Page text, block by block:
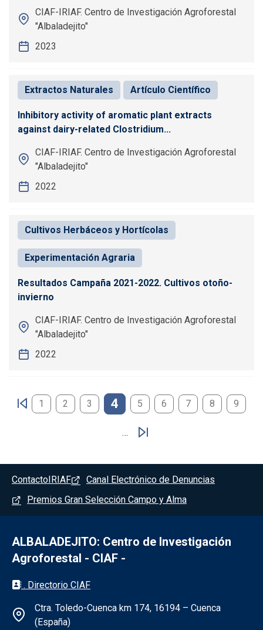
CIAF-IRIAF. Centro de Investigación Agroforestal
"Albaladejito"
2023
Extractos Naturales Artículo Científico
Inhibitory activity of aromatic plant extracts
against dairy-related Clostridium...
CIAF-IRIAF. Centro de Investigación Agroforestal
"Albaladejito"
2022
Cultivos Herbáceos y Hortícolas
Experimentación Agraria
Resultados Campaña 2021-2022. Cultivos otoño-
invierno
CIAF-IRIAF. Centro de Investigación Agroforestal
"Albaladejito"
2022
Paginación
1 2 3 4 5 6 7 8 9
…
Pie de pagina - Albaladejito
Contacto IRIAF
Canal Electrónico de Denuncias
Premios Gran Selección Campo y Alma
ALBALADEJITO: Centro de Investigación
Agroforestal - CIAF -
Información de la institución -
. Directorio CIAF
Ctra. Toledo-Cuenca km 174, 16194 – Cuenca
(España)